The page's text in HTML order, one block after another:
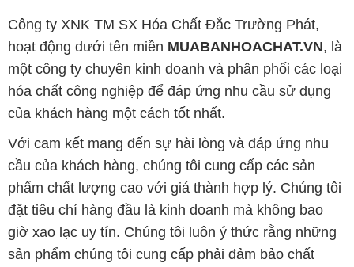
Công ty XNK TM SX Hóa Chất Đắc Trường Phát,
hoạt động dưới tên miền MUABANHOACHAT.VN, là
một công ty chuyên kinh doanh và phân phối các loại
hóa chất công nghiệp để đáp ứng nhu cầu sử dụng
của khách hàng một cách tốt nhất.
Với cam kết mang đến sự hài lòng và đáp ứng nhu
cầu của khách hàng, chúng tôi cung cấp các sản
phẩm chất lượng cao với giá thành hợp lý. Chúng tôi
đặt tiêu chí hàng đầu là kinh doanh mà không bao
giờ xao lạc uy tín. Chúng tôi luôn ý thức rằng những
sản phẩm chúng tôi cung cấp phải đảm bảo chất